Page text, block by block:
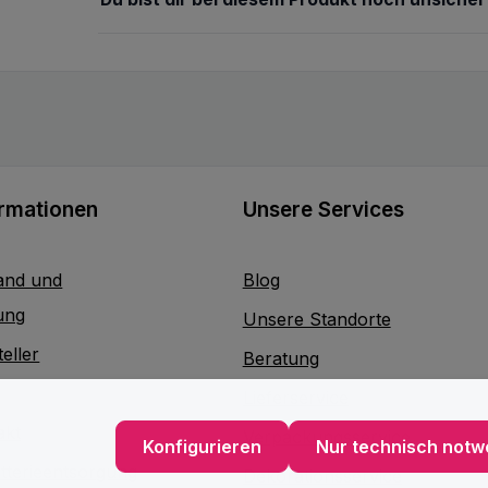
und
Unsere Services
Blog
Unsere Standorte
Beratung
Verpackungsservice
Dekorationsservice
Nur technisch
Konfigurieren